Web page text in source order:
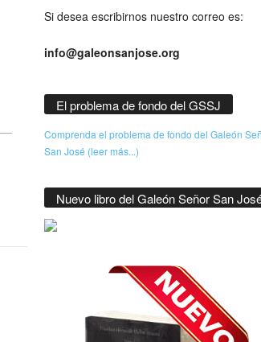
Si desea escribirnos nuestro correo es:
info@galeonsanjose.org
El problema de fondo del GSSJ
Comprenda el problema de fondo del Galeón
San José (leer más...)
Nuevo libro del Galeón Señor San